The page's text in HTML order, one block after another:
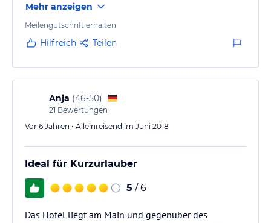
Mehr anzeigen
Meilengutschrift erhalten
Hilfreich Teilen
Anja (46-50)
21 Bewertungen
Vor 6 Jahren • Alleinreisend im Juni 2018
Ideal für Kurzurlauber
5 / 6
Das Hotel liegt am Main und gegenüber des